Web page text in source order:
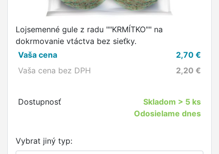
Lojsemenné gule z radu ""KRMÍTKO"" na
dokrmovanie vtáctva bez sieťky.
Vaša cena
2,70 €
Vaša cena bez DPH
2,20 €
Dostupnosť Skladom > 5 ks
Odosielame dnes
Vybrat jiný typ: